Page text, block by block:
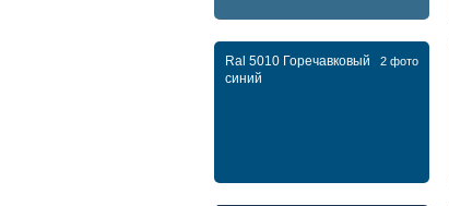
Ral 5010 Горечавковый
синий
2 фото